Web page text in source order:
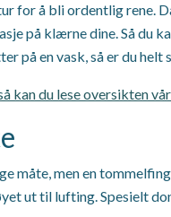
for å bli ordentlig rene.
på klærne dine. Så du
på en vask, så er du
kan du lese oversikten
måte, men en
ut til lufting. Spesielt